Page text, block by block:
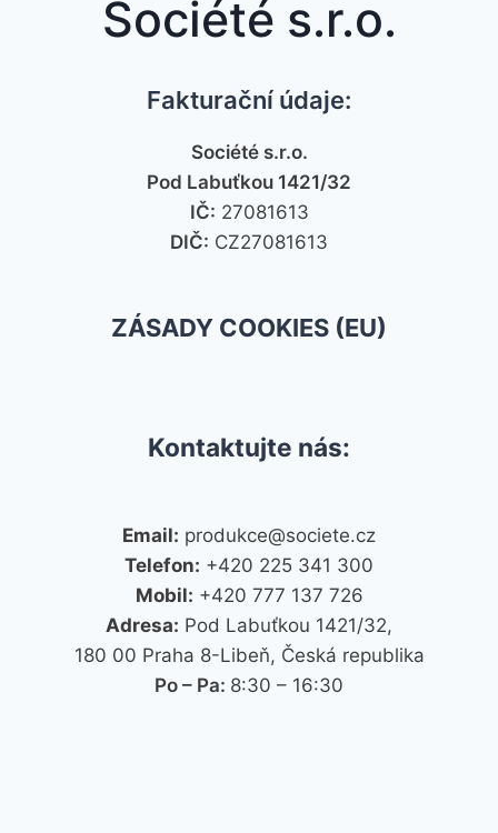
Société s.r.o.
Fakturační údaje:
Société s.r.o.
Pod Labuťkou 1421/32
IČ: 27081613
DIČ: CZ27081613
ZÁSADY COOKIES (EU)
Kontaktujte nás:
Email: produkce@societe.cz
Telefon: +420 225 341 300
Mobil: +420 777 137 726
Adresa: Pod Labuťkou 1421/32,
180 00 Praha 8-Libeň, Česká republika
Po – Pa: 8:30 – 16:30